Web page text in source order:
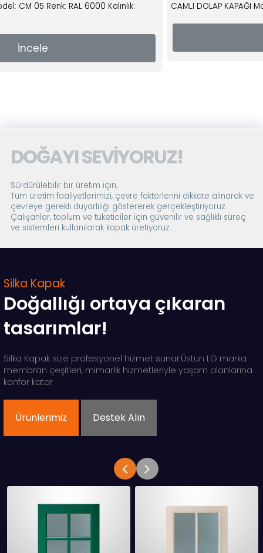
6000 Kalınlık: CAMLI DOLAP KAPAĞI Model: CM02 Renk:
DOĞAYI SEVİYORUZ!
Sürdürülebilir bir üretim için;
Tüm üretim faaliyetlerimizi, çevre faktörlerini dikkate alınarak ve
çevreye gerekli duyarlılığı göstererek gerçekleştiriyoruz.
Çalışanlar, toplum ve tüketiciler için güvenilir ve sağlıklı süreç
ve sistemleri kullanılarak kapak üretiyoruz.
Silka Kapak
Doğallığı ortaya çıkaran
tasarımlar!
Silka Kapak size profesyonel hizmet sunar.Üstün LG marka
membran çeşitleri, mimarlık hizmetleriyle yaşam alanlarına
konfor katar
Ürünlerimiz Destek Alın